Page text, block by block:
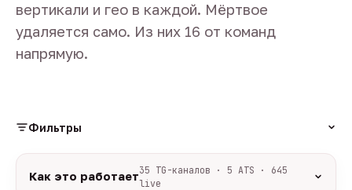
вертикали и гео в каждой. Мёртвое
удаляется само. Из них 16 от команд
напрямую.
Фильтры
Как это работает35 TG-каналов · 5 ATS · 645
live